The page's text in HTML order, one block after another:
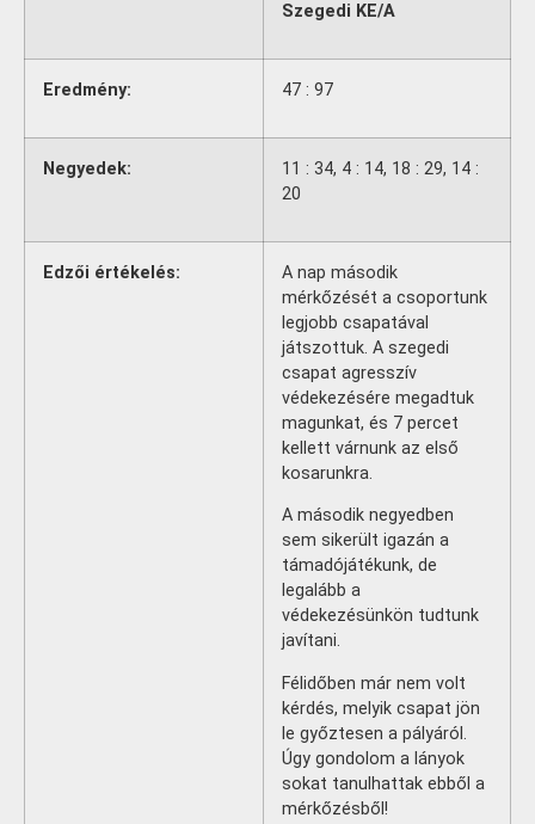
Szegedi KE/A
Eredmény: 47 : 97
Negyedek:
11 : 34, 4 : 14, 18 : 29, 14 :
20
Edzői értékelés:
A nap második
mérkőzését a csoportunk
legjobb csapatával
játszottuk. A szegedi
csapat agresszív
védekezésére megadtuk
magunkat, és 7 percet
kellett várnunk az első
kosarunkra.
A második negyedben
sem sikerült igazán a
támadójátékunk, de
legalább a
védekezésünkön tudtunk
javítani.
Félidőben már nem volt
kérdés, melyik csapat jön
le győztesen a pályáról.
Úgy gondolom a lányok
sokat tanulhattak ebből a
mérkőzésből!